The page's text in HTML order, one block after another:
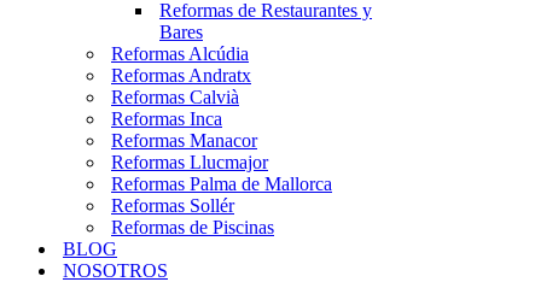
Reformas de Restaurantes y
Bares
Reformas Alcúdia
Reformas Andratx
Reformas Calvià
Reformas Inca
Reformas Manacor
Reformas Llucmajor
Reformas Palma de Mallorca
Reformas Sollér
Reformas de Piscinas
BLOG
NOSOTROS